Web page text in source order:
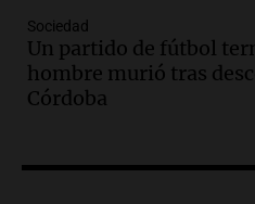
Episodios
Audio.Trágico
un muerto y varios
Episodios
Sociedad
Un partido de fútbol
hombre murió tras
Córdoba